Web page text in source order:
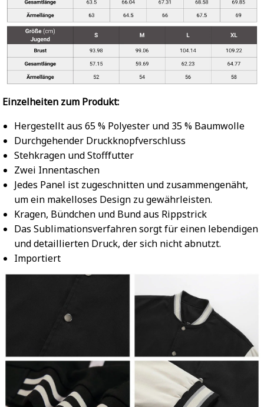
Einzelheiten zum Produkt:
Hergestellt aus 65 % Polyester und 35 % Baumwolle
Durchgehender Druckknopfverschluss
Stehkragen und Stofffutter
Zwei Innentaschen
Jedes Panel ist zugeschnitten und zusammengenäht,
um ein makelloses Design zu gewährleisten.
Kragen, Bündchen und Bund aus Rippstrick
Das Sublimationsverfahren sorgt für einen lebendigen
und detaillierten Druck, der sich nicht abnutzt.
Importiert